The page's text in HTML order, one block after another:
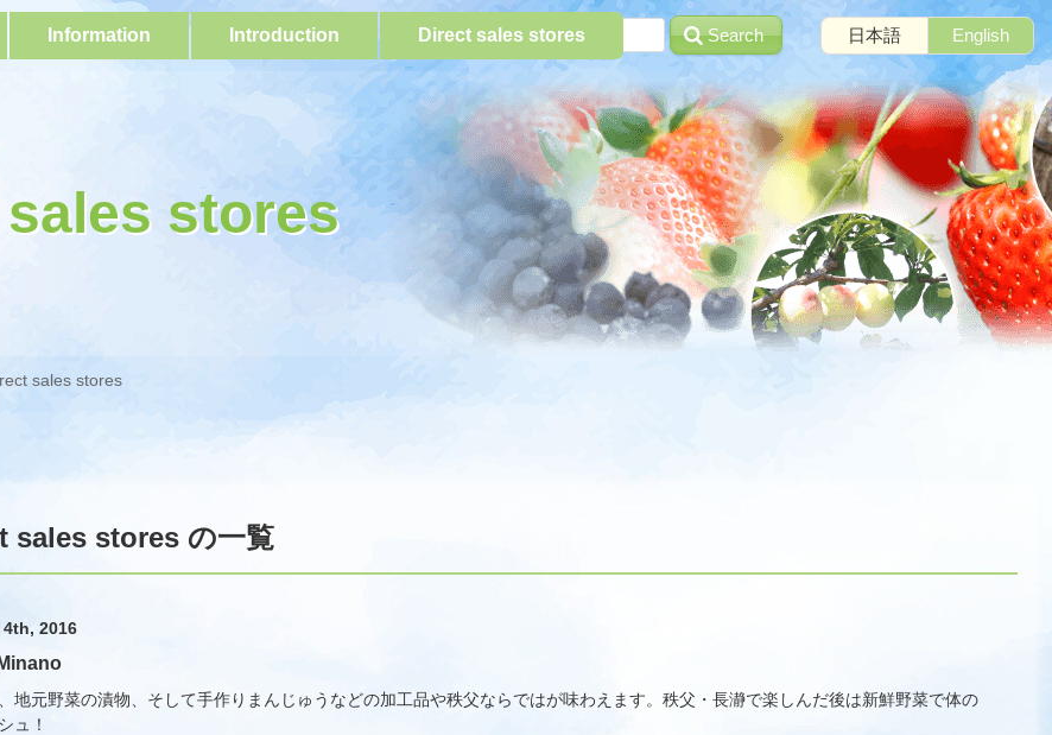
Search 日本語 English
Information Introduction Direct sales stores
stores
sales stores
sales stores の一覧
2016
地元野菜の漬物、そして手作りまんじゅうなどの加工品や秩父ならではが味わえます。秩父・長瀞で楽しんだ後は新鮮野菜で体の
ュ！